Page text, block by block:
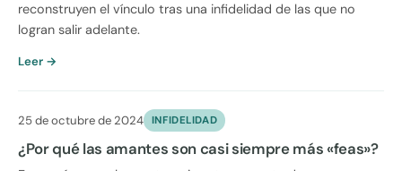
reconstruyen el vínculo tras una infidelidad de las que no
logran salir adelante.
Leer →
25 de octubre de 2024 INFIDELIDAD
¿Por qué las amantes son casi siempre más «feas»?